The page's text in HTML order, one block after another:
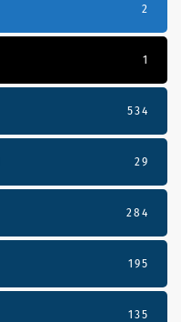
2
1
534
29
284
195
135